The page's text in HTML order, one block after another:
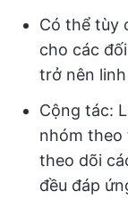
Có thể tùy
cho các
trở nên
Cộng tác:
nhóm theo
theo dõi
đều đáp